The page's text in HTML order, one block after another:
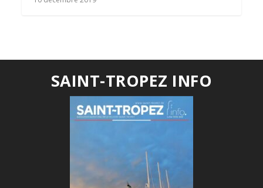
SAINT-TROPEZ INFO